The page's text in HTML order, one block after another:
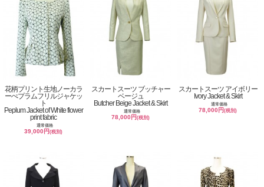
花柄プリント生地ノーカラ
ーぺプラムフリルジャケッ
ト
Peplum Jacket of White flower
print fabric
通常価格
39,000円(税別)
スカートスーツ ブッチャー
ベージュ
Butcher Beige Jacket & Skirt
通常価格
78,000円(税別)
スカートスーツ アイボリー
Ivory Jacket & Skirt
通常価格
78,000円(税別)